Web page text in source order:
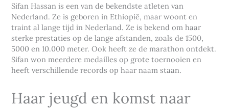
Sifan Hassan is een van de bekendste atleten van
Nederland. Ze is geboren in Ethiopië, maar woont en
traint al lange tijd in Nederland. Ze is bekend om haar
sterke prestaties op de lange afstanden, zoals de 1500,
5000 en 10.000 meter. Ook heeft ze de marathon ontdekt.
Sifan won meerdere medailles op grote toernooien en
heeft verschillende records op haar naam staan.
Haar jeugd en komst naar